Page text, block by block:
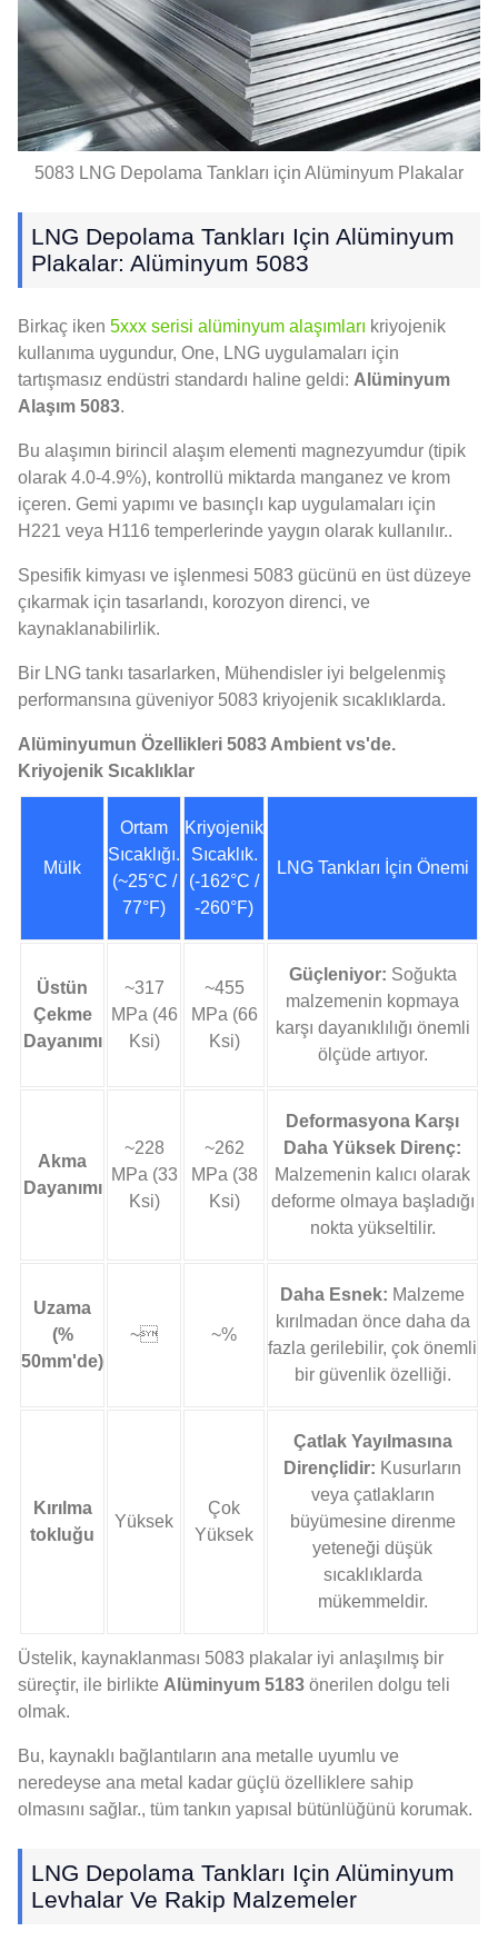
5083 LNG Depolama Tankları için Alüminyum Plakalar
LNG Depolama Tankları Için Alüminyum
Plakalar: Alüminyum 5083
Birkaç iken 5xxx serisi alüminyum alaşımları kriyojenik
kullanıma uygundur, One, LNG uygulamaları için
tartışmasız endüstri standardı haline geldi: Alüminyum
Alaşım 5083.
Bu alaşımın birincil alaşım elementi magnezyumdur (tipik
olarak 4.0-4.9%), kontrollü miktarda manganez ve krom
içeren. Gemi yapımı ve basınçlı kap uygulamaları için
H221 veya H116 temperlerinde yaygın olarak kullanılır..
Spesifik kimyası ve işlenmesi 5083 gücünü en üst düzeye
çıkarmak için tasarlandı, korozyon direnci, ve
kaynaklanabilirlik.
Bir LNG tankı tasarlarken, Mühendisler iyi belgelenmiş
performansına güveniyor 5083 kriyojenik sıcaklıklarda.
Alüminyumun Özellikleri 5083 Ambient vs'de.
Kriyojenik Sıcaklıklar
Mülk
Ortam
Sıcaklığı.
(~25°C /
77°F)
Kriyojenik
Sıcaklık.
(-162°C /
-260°F)
LNG Tankları İçin Önemi
Üstün
Çekme
Dayanımı
~317
MPa (46
Ksi)
~455
MPa (66
Ksi)
Güçleniyor: Soğukta
malzemenin kopmaya
karşı dayanıklılığı önemli
ölçüde artıyor.
Akma
Dayanımı
~228
MPa (33
Ksi)
~262
MPa (38
Ksi)
Deformasyona Karşı
Daha Yüksek Direnç:
Malzemenin kalıcı olarak
deforme olmaya başladığı
nokta yükseltilir.
Uzama
(%
50mm'de)
~ ~%
Daha Esnek: Malzeme
kırılmadan önce daha da
fazla gerilebilir, çok önemli
bir güvenlik özelliği.
Kırılma
tokluğu
Yüksek
Çok
Yüksek
Çatlak Yayılmasına
Dirençlidir: Kusurların
veya çatlakların
büyümesine direnme
yeteneği düşük
sıcaklıklarda
mükemmeldir.
Üstelik, kaynaklanması 5083 plakalar iyi anlaşılmış bir
süreçtir, ile birlikte Alüminyum 5183 önerilen dolgu teli
olmak.
Bu, kaynaklı bağlantıların ana metalle uyumlu ve
neredeyse ana metal kadar güçlü özelliklere sahip
olmasını sağlar., tüm tankın yapısal bütünlüğünü korumak.
LNG Depolama Tankları Için Alüminyum
Levhalar Ve Rakip Malzemeler